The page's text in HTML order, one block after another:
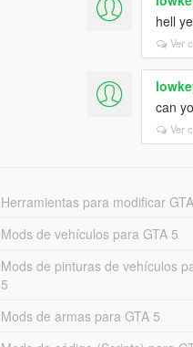
hell
Ver
can
Ver
Herramientas para modificar
Mods de vehículos para GTA 5
Mods de pinturas de vehículos
5
Mods de armas para GTA 5